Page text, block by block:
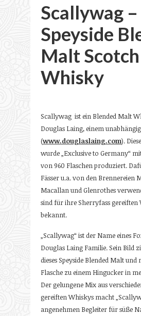
Scallywag
Speyside
Malt Scotch
Whisky
Scallywag ist ein Blended Malt
Douglas Laing, einem
(www.douglaslaing.com).
wurde „Exclusive to Germany“
von 960 Flaschen produziert.
Fässer u.a. von den Brennereien
Macallan und Glenrothes
sind für ihre Sherryfass gereiften
bekannt.
„Scallywag“ ist der Name eines
Douglas Laing Familie. Sein Bild
dieses Speyside Blended Malt und
Flasche zu einem Hingucker in
Der gelungene Mix aus
gereiften Whiskys macht
angenehmen Begleiter für süße